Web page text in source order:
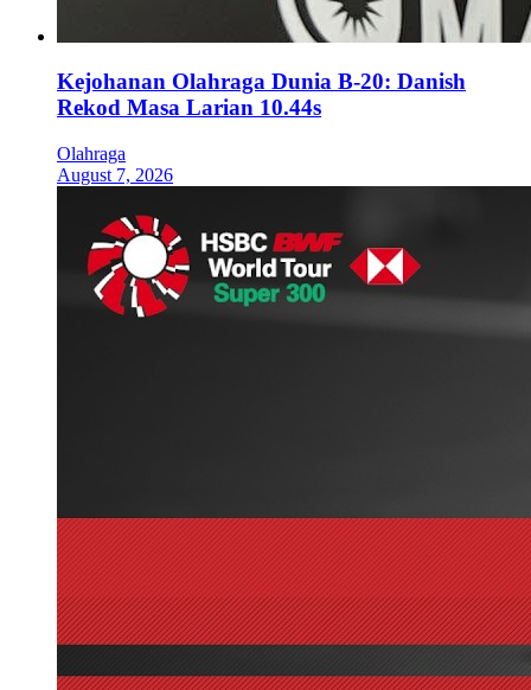
Kejohanan Olahraga Dunia B-20: Danish
Rekod Masa Larian 10.44s
Olahraga
August 7, 2026